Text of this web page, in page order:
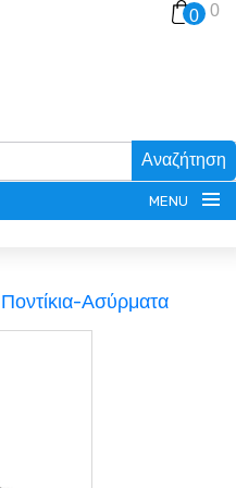
Αναζήτηση
0 0
MENU
Ποντίκια-Ασύρματα